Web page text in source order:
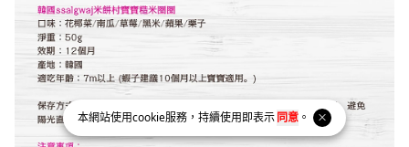
本網站使用cookie服務，持續使用即表示同意 。